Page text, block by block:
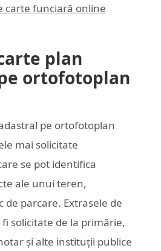
carte funciară online
plan
ortofotoplan
pe ortofotoplan
mai solicitate
se pot identifica
ale unui teren,
de parcare. Extrasele de
solicitate de la primărie,
și alte instituții publice